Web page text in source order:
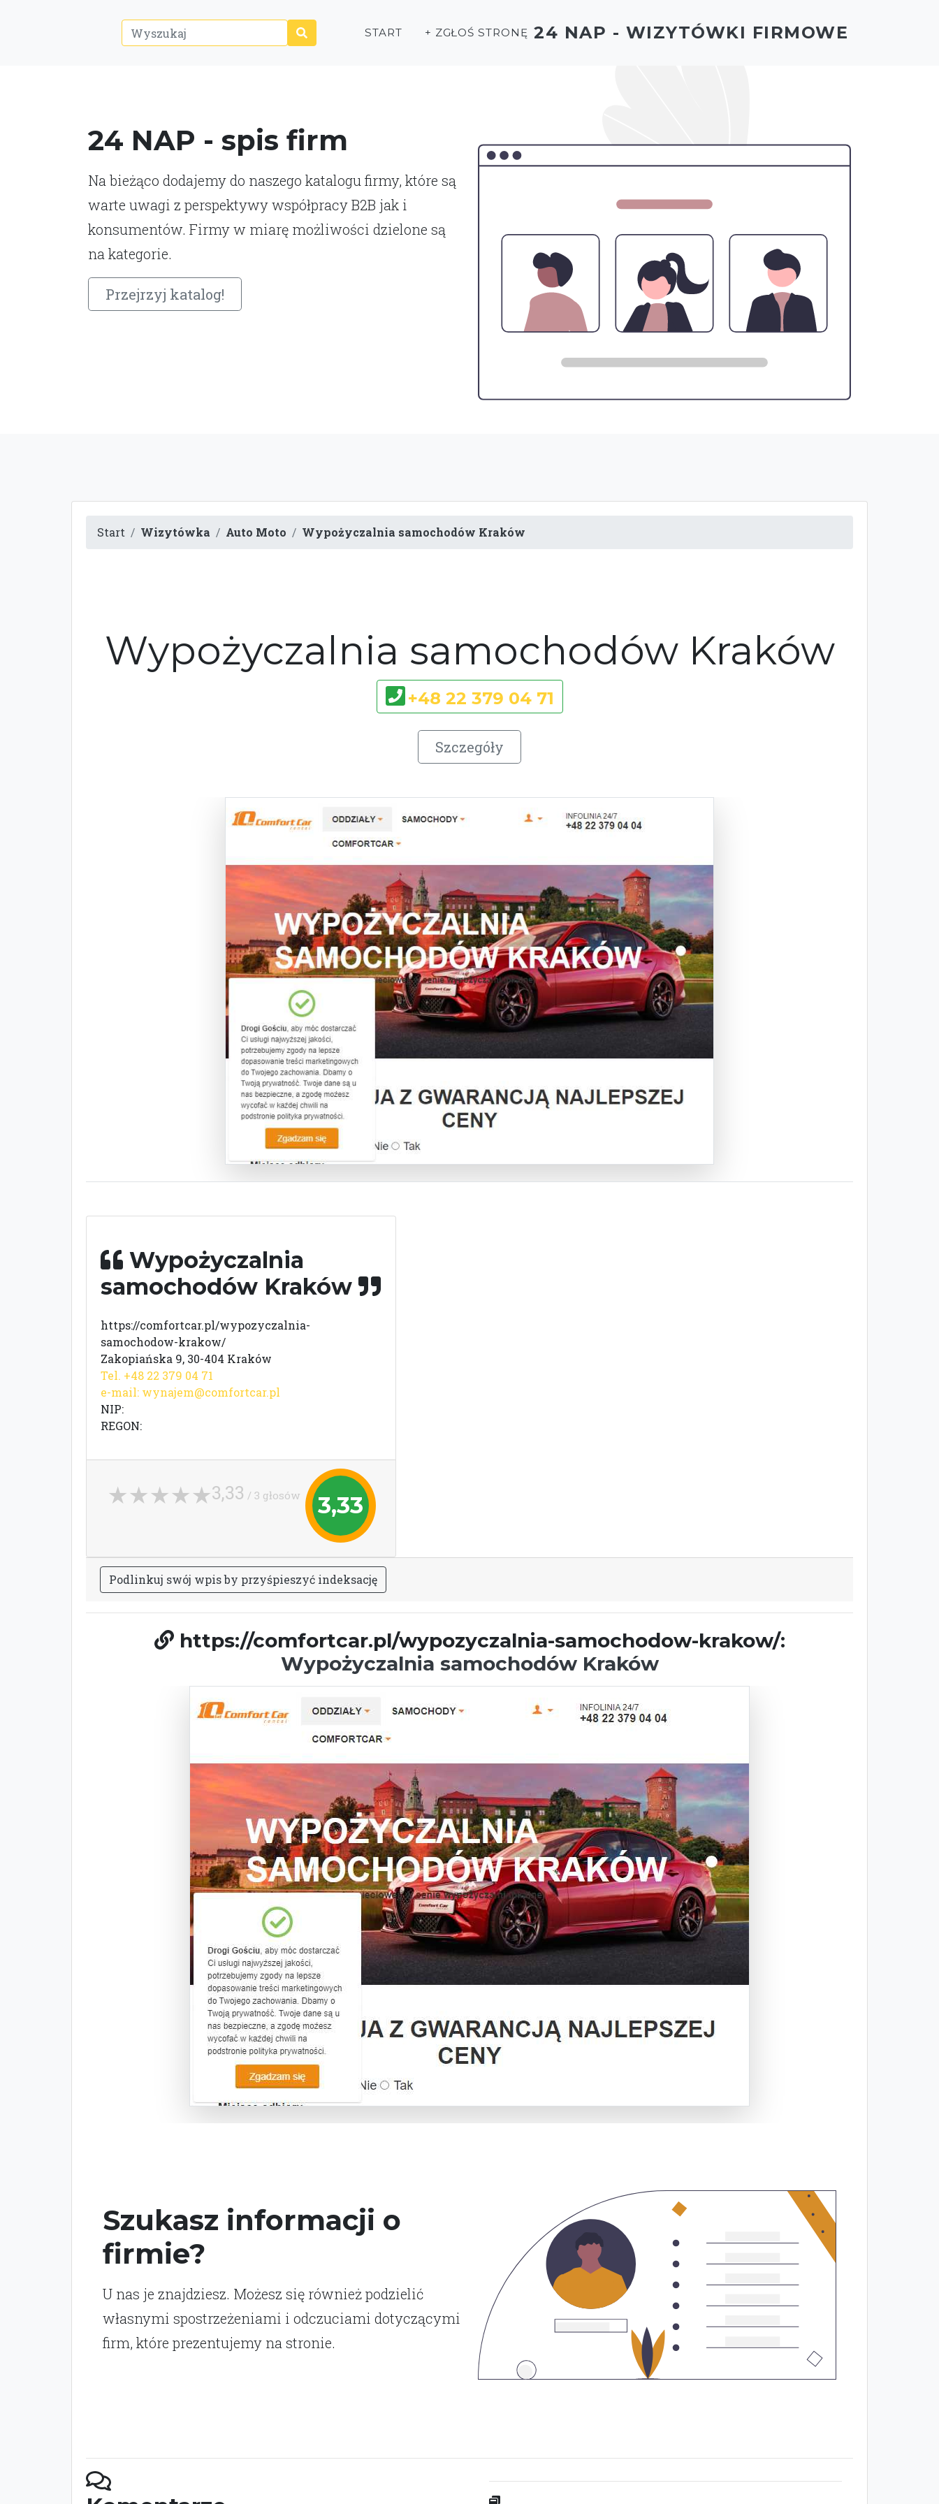
24 NAP - spis firm
Na bieżąco dodajemy do naszego katalogu firmy, które są
warte uwagi z perspektywy współpracy B2B jak i
konsumentów. Firmy w miarę możliwości dzielone są
na kategorie.
Przejrzyj katalog!
START + ZGŁOŚ STRONĘ 24 NAP - WIZYTÓWKI FIRMOWE
Start Wizytówka Auto Moto Wypożyczalnia samochodów Kraków
Wypożyczalnia samochodów Kraków
+48 22 379 04 71
Szczegóły
Wypożyczalnia
samochodów Kraków
https://comfortcar.pl/wypozyczalnia-
samochodow-krakow/
Zakopiańska 9, 30-404 Kraków
Tel. +48 22 379 04 71
e-mail: wynajem@comfortcar.pl
NIP:
REGON:
3,33
3,33 / 3 głosów
Podlinkuj swój wpisby przyśpieszyć indeksację
https://comfortcar.pl/wypozyczalnia-samochodow-krakow/:
Wypożyczalnia samochodów Kraków
Szukasz informacji o
firmie?
U nas je znajdziesz. Możesz się również podzielić
własnymi spostrzeżeniami i odczuciami dotyczącymi
firm, które prezentujemy na stronie.